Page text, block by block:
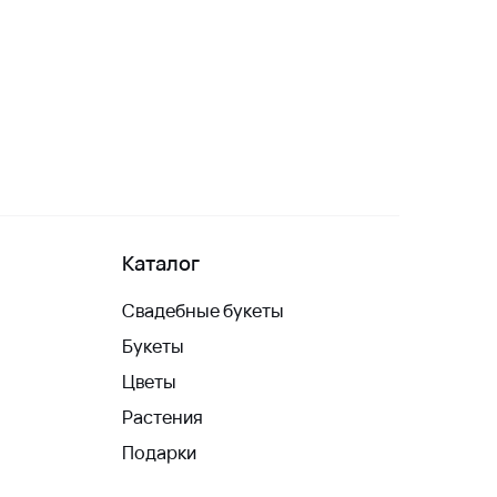
Каталог
Свадебные букеты
Букеты
Цветы
Растения
Подарки